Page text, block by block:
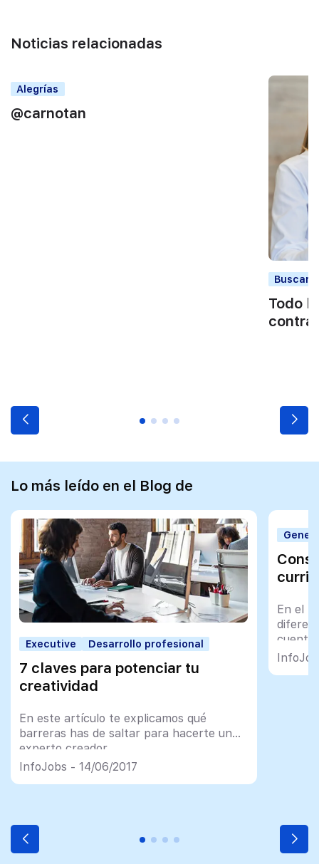
Noticias relacionadas
Alegrías
@carnotan
Buscar
Todo
Lo más leído en el Blog de
Executive Desarrollo profesional
7 claves para potenciar tu
creatividad
En este artículo te explicamos qué
barreras has de saltar para hacerte un
experto creador
InfoJobs - 14/06/2017
En el
cuenta